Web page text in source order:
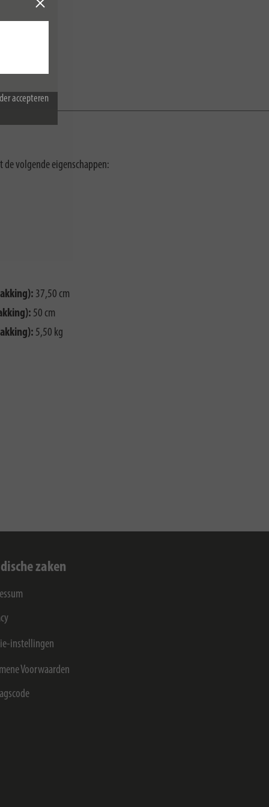
accepteren
volgende eigenschappen:
37,50 cm
50 cm
5,50 kg
zaken
instellingen
Voorwaarden